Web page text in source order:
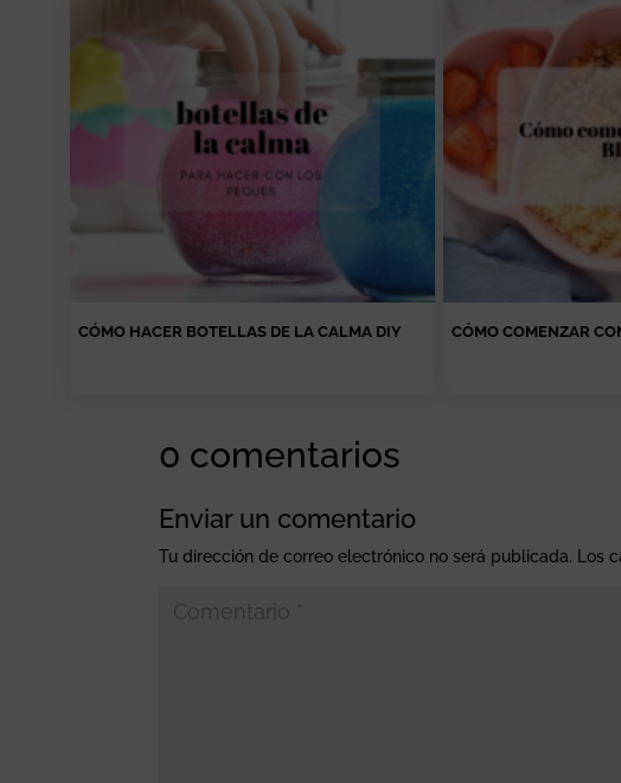
CÓMO HACER BOTELLAS DE LA CALMA DIY CÓMO COMENZAR
0 comentarios
Enviar un comentario
Tu dirección de correo electrónico no será publicada. Los